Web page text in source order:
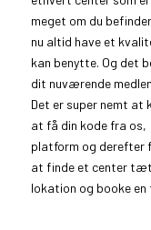
meget om du
nu altid have et
kan benytte. Og det
dit nuværende
Det er super nemt at
at få din kode fra os,
platform og derefter
at finde et center tæt
lokation og booke